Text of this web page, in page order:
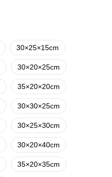
30×25×15cm
30×20×25cm
35×20×20cm
30×30×25cm
30×25×30cm
30×20×40cm
35×20×35cm